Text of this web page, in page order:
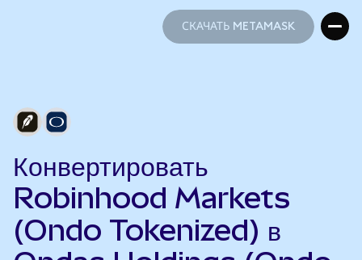
СКАЧАТЬ METAMASK
Конвертировать
Robinhood Markets
(Ondo Tokenized) в